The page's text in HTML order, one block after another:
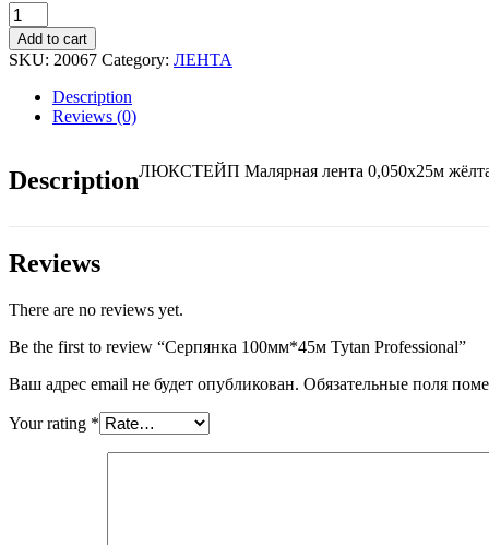
Серпянка
100мм*45м
Tytan
Professional
quantity
Add to cart
SKU: 20067 Category: ЛЕНТА
Description
Reviews (0)
DescriptionЛЮКСТЕЙП Малярная лента 0,050х25м
Reviews
There are no reviews yet.
Be the first to review “Серпянка 100мм*45м Tytan Professional”
Ваш адрес email не будет опубликован. Обязательные поля
Your rating *